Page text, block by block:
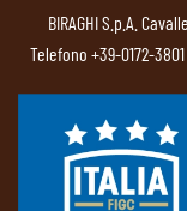
BIRAGHI S.p.A.
Telefono +39-0172-3801